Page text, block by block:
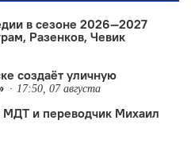
в сезоне 2026—2027
Разенков, Чевик
создаëт уличную
17:50, 07 августа
МДТ и переводчик Михаил